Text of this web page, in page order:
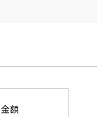
金額